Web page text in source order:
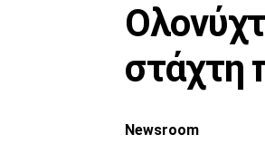
στάχτη
Newsroom